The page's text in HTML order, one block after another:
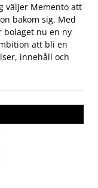
väljer Memento att
bakom sig. Med
nu en ny
att bli en
innehåll och